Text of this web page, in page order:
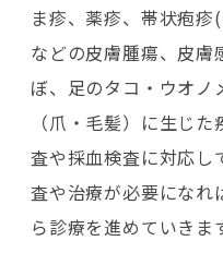
ま疹、薬疹、帯状疱
などの皮膚腫瘍、皮膚
ぼ、足のタコ・ウオノ
（爪・毛髪）に生じ
査や採血検査に対応し
査や治療が必要になれ
ら診療を進めていきま